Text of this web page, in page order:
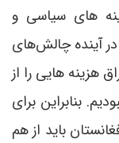
های سیاسی و
در آینده چالش‌های
هایی را از
بنابراین برای
باید از هم